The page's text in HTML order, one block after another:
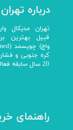
درباره
تهران مدیکال
قبیل بهترین
20 سال سابقه فعالیت در واردات و توزیع انواع تجهیزات پزشکی
راهنمای